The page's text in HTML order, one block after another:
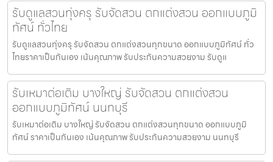
รับดูแลสวนทุ่งครุ รับจัดสวน ตกแต่งสวน ออกแบบภูมิ
ทัศน์ ทั่วไทย
รับดูแลสวนทุ่งครุ รับจัดสวน ตกแต่งสวนทุกขนาด ออกแบบภูมิทัศน์ ทั่ว
ไทยราคาเป็นกันเอง เน้นคุณภาพ รับประกันความสวยงาม รับดูแ
รับเหมาต่อเติม บางใหญ่ รับจัดสวน ตกแต่งสวน
ออกแบบภูมิทัศน์ นนทบุรี
รับเหมาต่อเติม บางใหญ่ รับจัดสวน ตกแต่งสวนทุกขนาด ออกแบบภูมิ
ทัศน์ ราคาเป็นกันเอง เน้นคุณภาพ รับประกันความสวยงาม นนทบุรี